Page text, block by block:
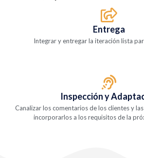
Entrega
Integrar y entregar la iteración lista
Inspección y
Canalizar los comentarios de los clientes y
incorporarlos a los requisitos de la